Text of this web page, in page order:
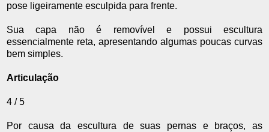
pose ligeiramente esculpida para frente.
Sua capa não é removível e possui escultura
essencialmente reta, apresentando algumas poucas curvas
bem simples.
Articulação
4 / 5
Por causa da escultura de suas pernas e braços, as